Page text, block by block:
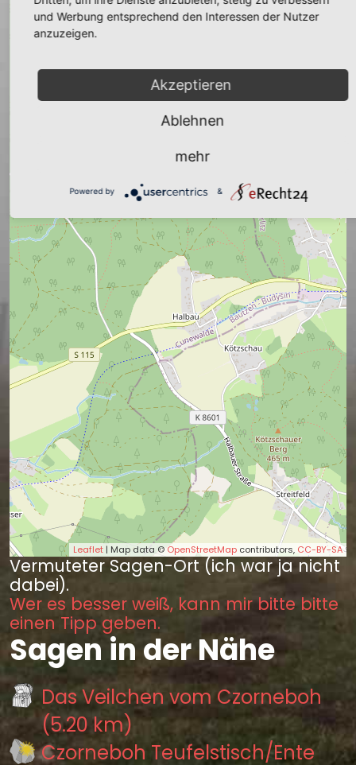
Leaflet | Map data © OpenStreetMap contributors, CC-BY-SA
Vermuteter Sagen-Ort (ich war ja nicht
dabei).
Wer es besser weiß, kann mir bitte bitte
einen Tipp geben.
Sagen in der Nähe
Das Veilchen vom Czorneboh
(5.20 km)
Czorneboh Teufelstisch/Ente
und Werbung entsprechend den Interessen der Nutzer
anzuzeigen.
Akzeptieren
Ablehnen
mehr
Powered by &